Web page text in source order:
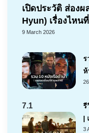
เปิดประวัติ ส่อง
Hyun) เรื่องไห
9 March 2026
ร
ห้
7.1
รี
|
3